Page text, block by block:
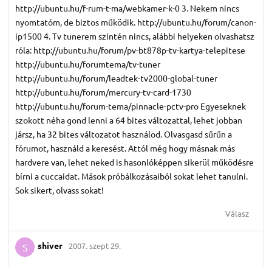
http://ubuntu.hu/f-rum-t-ma/webkamer-k-0 3. Nekem nincs
nyomtatóm, de biztos működik. http://ubuntu.hu/forum/canon-
ip1500 4. Tv tunerem szintén nincs, alábbi helyeken olvashatsz
róla: http://ubuntu.hu/forum/pv-bt878p-tv-kartya-telepitese
http://ubuntu.hu/forumtema/tv-tuner
http://ubuntu.hu/forum/leadtek-tv2000-global-tuner
http://ubuntu.hu/forum/mercury-tv-card-1730
http://ubuntu.hu/forum-tema/pinnacle-pctv-pro Egyeseknek
szokott néha gond lenni a 64 bites változattal, lehet jobban
jársz, ha 32 bites változatot használod. Olvasgasd sűrűn a
fórumot, használd a keresést. Attól még hogy másnak más
hardvere van, lehet neked is hasonlóképpen sikerül működésre
bírni a cuccaidat. Mások próbálkozásaiból sokat lehet tanulni.
Sok sikert, olvass sokat!
Válasz
S shiver 2007. szept 29.